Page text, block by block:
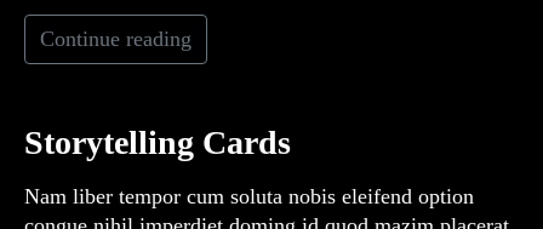
Continue reading
Storytelling Cards
Nam liber tempor cum soluta nobis eleifend option